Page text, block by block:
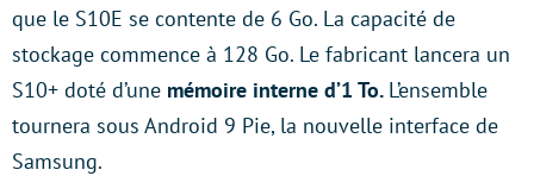
que le S10E se contente de 6 Go. La capacité de
stockage commence à 128 Go. Le fabricant lancera un
S10+ doté d’une mémoire interne d’1 To. L’ensemble
tournera sous Android 9 Pie, la nouvelle interface de
Samsung.